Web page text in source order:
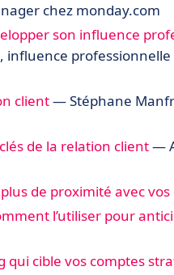
chez monday.com
son influence
influence
client— Stéphane
de la relation client—
de proximité avec vos
l’utiliser pour
qui cible vos comptes